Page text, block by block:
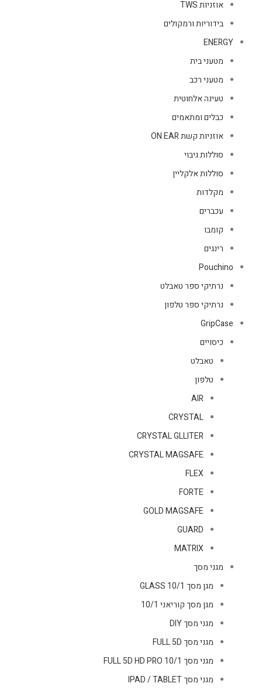
אוזניות TWS
בידוריות ורמקולים
ENERGY
מטעני בית
מטעני רכב
טעינה אלחוטית
כבלים ומתאמים
אוזניות קשת ON EAR
סוללות גיבוי
סוללות אלקליין
מקלדות
עכברים
קומבו
רינגים
Pouchino
נרתיקי ספר טאבלט
נרתיקי ספר טלפון
GripCase
כיסויים
טאבלט
טלפון
AIR
CRYSTAL
CRYSTAL GLLITER
CRYSTAL MAGSAFE
FLEX
FORTE
GOLD MAGSAFE
GUARD
MATRIX
מגני מסך
מגן מסך GLASS 10/1
מגן מסך קוריאני 10/1
מגני מסך DIY
מגני מסך FULL 5D
מגני מסך FULL 5D HD PRO 10/1
מגני מסך IPAD / TABLET